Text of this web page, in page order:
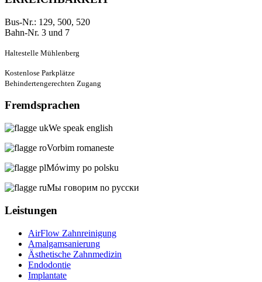
Bus-Nr.: 129, 500, 520
Bahn-Nr. 3 und 7
Haltestelle Mühlenberg
Kostenlose Parkplätze
Behindertengerechten Zugang
Fremdsprachen
We speak english
Vorbim romaneste
Mówimy po polsku
Мы говорим no русски
Leistungen
AirFlow Zahnreinigung
Amalgamsanierung
Ästhetische Zahnmedizin
Endodontie
Implantate